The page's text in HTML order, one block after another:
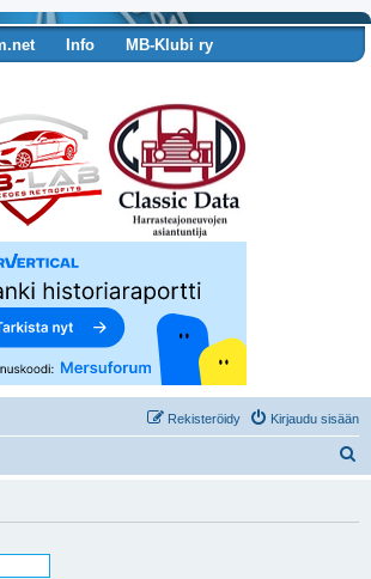
Info
MB-Klubi ry
Kirjaudu sisään
Rekisteröidy